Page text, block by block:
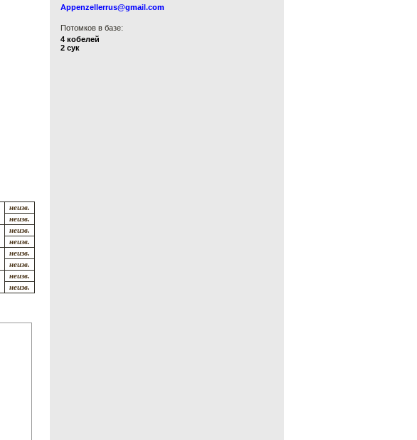
неизв.
неизв.
неизв.
неизв.
неизв.
неизв.
неизв.
неизв.
Appenzellerrus@gmail.com
Потомков в базе:
4 кобелей
2 сук